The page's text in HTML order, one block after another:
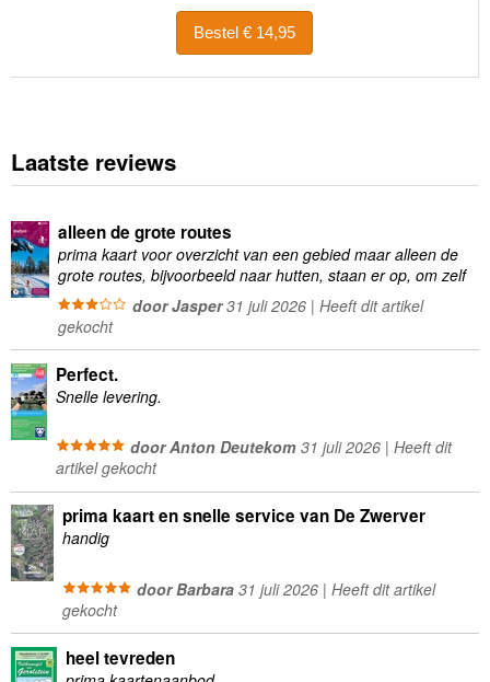
Bestel € 14,95
Laatste reviews
alleen de grote routes
prima kaart voor overzicht van een gebied maar alleen de
grote routes, bijvoorbeeld naar hutten, staan er op, om zelf
wandelingen te plannen minder geschikt
door Jasper31 juli 2026 | Heeft dit artikel
gekocht
Perfect.
Snelle levering.
door Anton Deutekom31 juli 2026 | Heeft dit
artikel gekocht
prima kaart en snelle service van De Zwerver
handig
door Barbara31 juli 2026 | Heeft dit artikel
gekocht
heel tevreden